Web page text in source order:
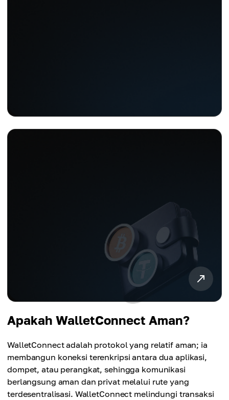
Apakah WalletConnect Aman?
WalletConnect adalah protokol yang relatif aman; ia
membangun koneksi terenkripsi antara dua aplikasi,
dompet, atau perangkat, sehingga komunikasi
berlangsung aman dan privat melalui rute yang
terdesentralisasi. WalletConnect melindungi transaksi